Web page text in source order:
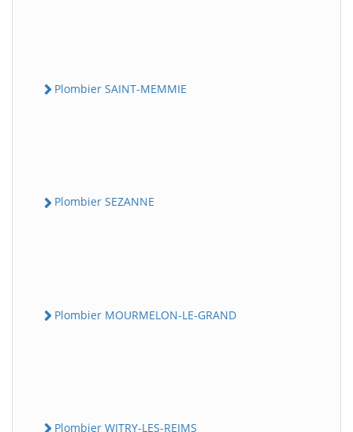
Plombier SAINT-MEMMIE
Plombier SEZANNE
Plombier MOURMELON-LE-GRAND
Plombier WITRY-LES-REIMS